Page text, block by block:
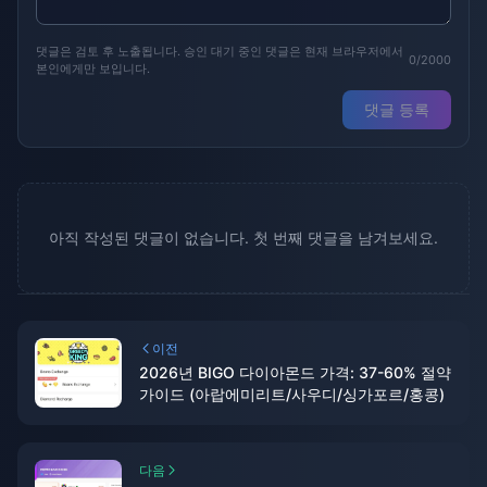
댓글은 검토 후 노출됩니다. 승인 대기 중인 댓글은 현재 브라우저에서
본인에게만 보입니다.
0/2000
댓글 등록
아직 작성된 댓글이 없습니다. 첫 번째 댓글을 남겨보세요.
이전
2026년 BIGO 다이아몬드 가격: 37-60% 절약
가이드 (아랍에미리트/사우디/싱가포르/홍콩)
다음